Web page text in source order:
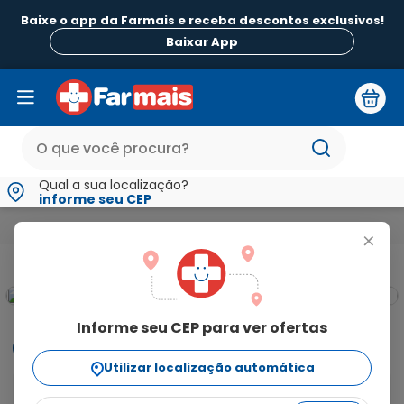
Baixe o app da Farmais e receba descontos exclusivos!
Baixar App
Qual a sua localização?
informe seu CEP
+
Informe seu CEP para ver ofertas
Utilizar localização automática
Esmaltes
Informações
O que é e para que serve o Esmalte Cremoso Risqué É